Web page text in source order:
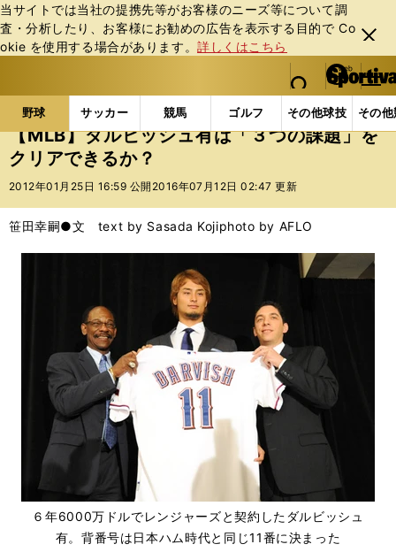
当サイトでは当社の提携先等がお客様のニーズ等について調
査・分析したり、お客様にお勧めの広告を表⽰する⽬的で Co
okie を使⽤する場合があります。詳しくはこちら
閉じ
る
web Sportiva (webスポルティーバ)
検索
マイペ
ー
ジ
メニュ
野球 サッカー 競馬 ゴルフ その他球技 その
b
ス
ポ
ル
バ
野球の記事一覧 MLB MLB 【MLB】ダルビッシ
【MLB】ダルビッシュ有は「３つの課題」を
クリアできるか？
2012年01月25日 16:59 公開 2016年07月12日 02:47 更新
笹田幸嗣●文 text by Sasada Kojiphoto by AFLO
６年6000万ドルでレンジャーズと契約したダルビッシュ
有。背番号は日本ハム時代と同じ11番に決まった